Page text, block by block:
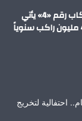
وزير الطيران: مشروع مبني الركاب رقم «4» يأتي
احتفالية لتخريج